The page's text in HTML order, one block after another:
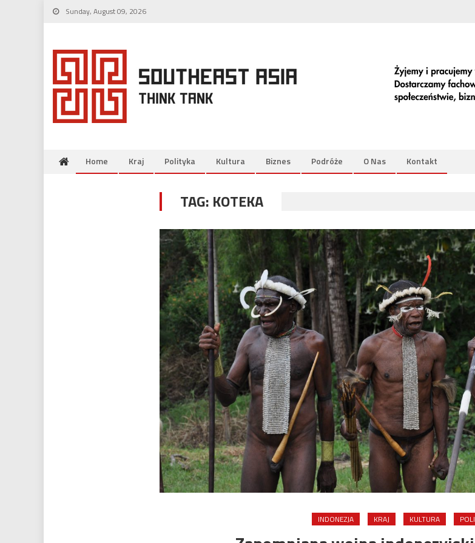
Skip
Sunday, August 09, 2026
Home Kraj Polityka Kultura Biznes Podróże O Nas Kontakt
TAG: KOTEKA
INDONEZJA KRAJ KULTURA